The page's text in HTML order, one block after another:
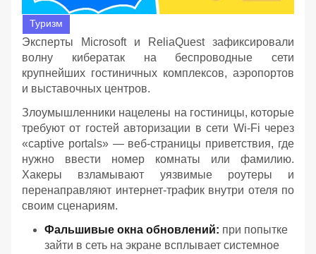
Туризм
Эксперты Microsoft и ReliaQuest зафиксировали
волну кибератак на беспроводные сети
крупнейших гостиничных комплексов, аэропортов
и выставочных центров.
Злоумышленники нацелены на гостиницы, которые
требуют от гостей авторизации в сети Wi-Fi через
«captive portals» — веб-страницы приветствия, где
нужно ввести номер комнаты или фамилию.
Хакеры взламывают уязвимые роутеры и
перенаправляют интернет-трафик внутри отеля по
своим сценариям.
Фальшивые окна обновлений: при попытке
зайти в сеть на экране всплывает системное